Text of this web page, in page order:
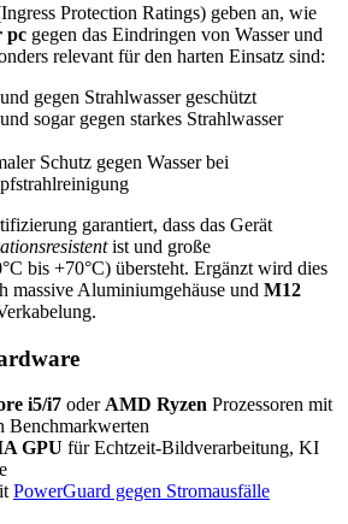
Protection Ratings) geben an, wie
pc gegen das Eindringen von Wasser und
relevant für den harten Einsatz sind:
gegen Strahlwasser geschützt
sogar gegen starkes Strahlwasser
Schutz gegen Wasser bei
garantiert, dass das Gerät
ist und große
bis +70°C) übersteht. Ergänzt wird dies
massive Aluminiumgehäuse und M12
i5/i7 oderAMD Ryzen Prozessoren mit
Benchmarkwerten
GPU für Echtzeit-Bildverarbeitung, KI
PowerGuard gegen Stromausfälle